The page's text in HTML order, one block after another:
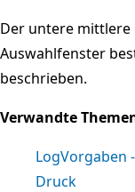
Der untere mittlere
Auswahlfenster
beschrieben.
Verwandte
LogVorgaben
Druck